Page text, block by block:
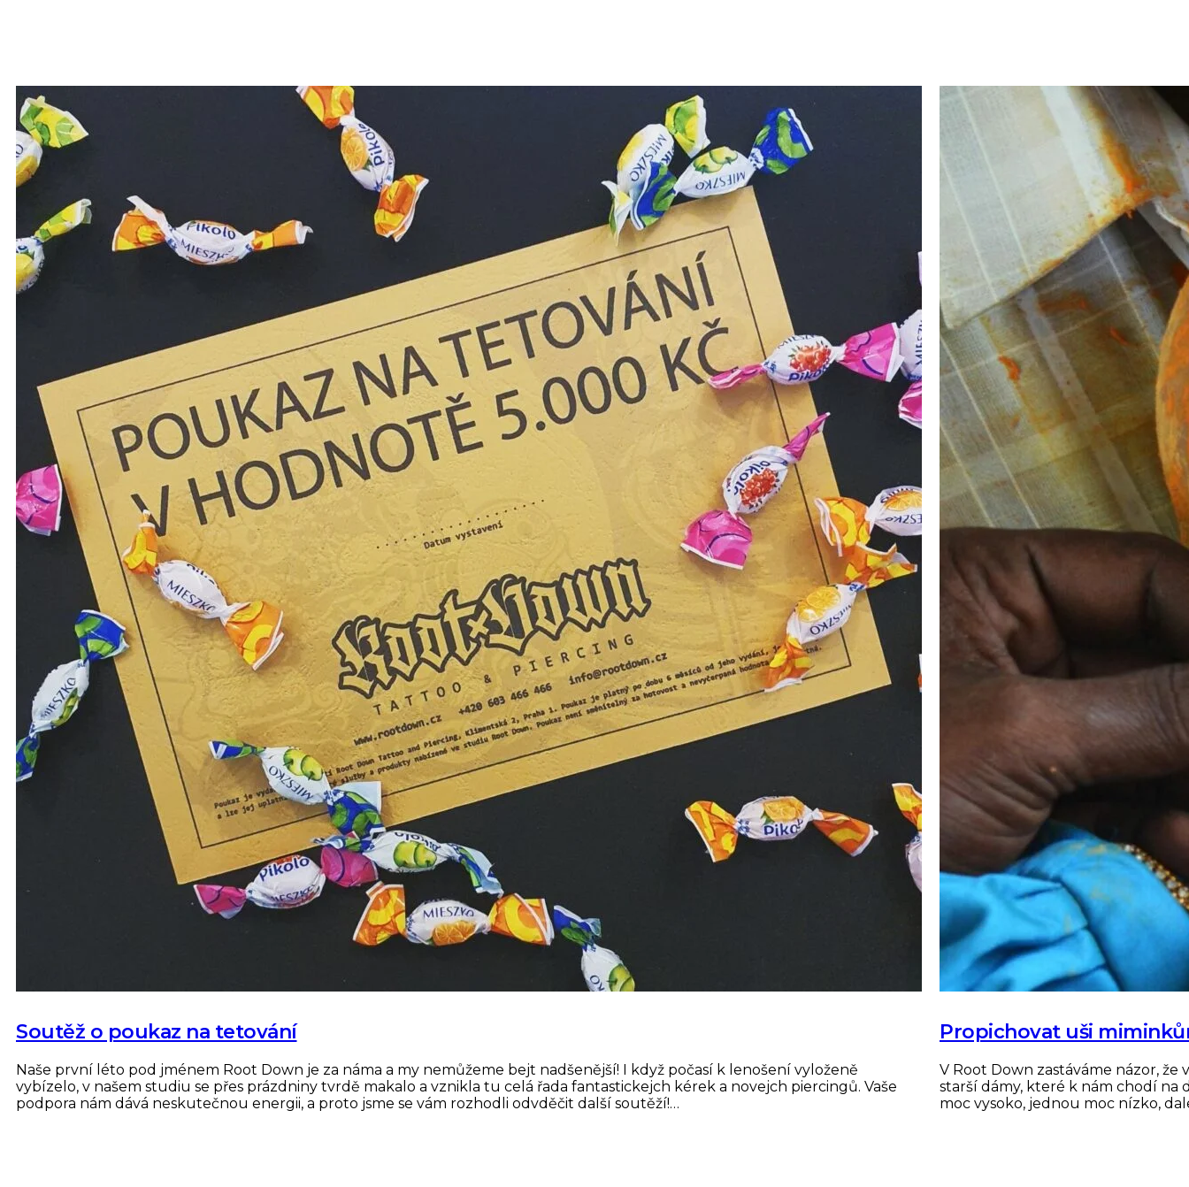
Soutěž o poukaz na tetování
Naše první léto pod jménem Root Down je za náma a my nemůžeme bejt nadšenější! I když počasí k lenošení vyloženě
vybízelo, v našem studiu se přes prázdniny tvrdě makalo a vznikla tu celá řada fantastickejch kérek a novejch piercingů. Vaše
podpora nám dává neskutečnou energii, a proto jsme se vám rozhodli odvděčit další soutěží!…
Propichovat uši
V Root Down zastáváme názor,
starší dámy, které k nám chodí
moc vysoko, jednou moc nízko,